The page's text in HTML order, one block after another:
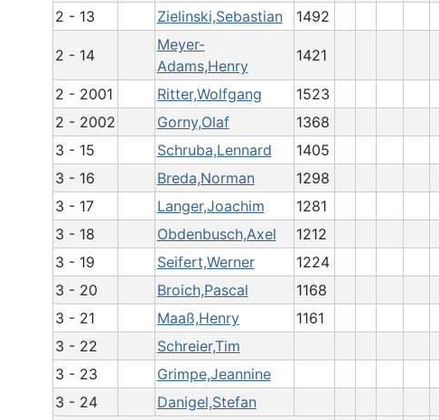
2 - 13
Zielinski,Sebastian 1492
2 - 14
Meyer-
Adams,Henry
1421
2 - 2001 Ritter,Wolfgang 1523
2 - 2002
Gorny,Olaf
1368
3 - 15
Schruba,Lennard
1405
3 - 16
Breda,Norman 1298
3 - 17
Langer,Joachim
1281
3 - 18
Obdenbusch,Axel 1212
3 - 19
Seifert,Werner
1224
3 - 20
Broich,Pascal
1168
3 - 21
Maaß,Henry
1161
3 - 22
Schreier,Tim
3 - 23
Grimpe,Jeannine
3 - 24
Danigel,Stefan